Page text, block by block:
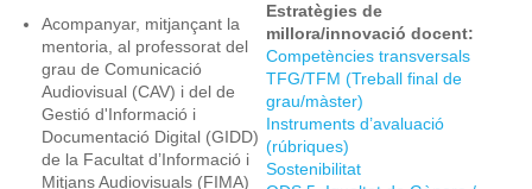
Acompanyar, mitjançant la
mentoria, al professorat del
grau de Comunicació
Audiovisual (CAV) i del de
Gestió d'Informació i
Documentació Digital (GIDD)
de la Facultat d’Informació i
Mitjans Audiovisuals (FIMA)
Estratègies de
millora/innovació docent:
Competències transversals
TFG/TFM (Treball final de
grau/màster)
Instruments d’avaluació
(rúbriques)
Sostenibilitat